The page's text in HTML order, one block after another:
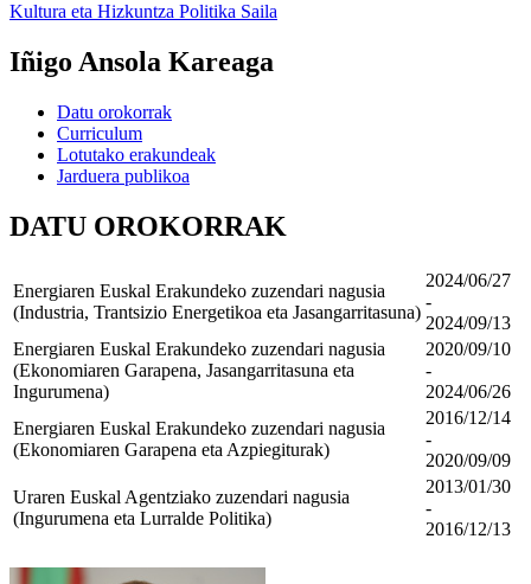
Kultura eta Hizkuntza Politika Saila
Iñigo Ansola Kareaga
Datu orokorrak
Curriculum
Lotutako erakundeak
Jarduera publikoa
DATU OROKORRAK
Energiaren Euskal Erakundeko zuzendari nagusia
(Industria, Trantsizio Energetikoa eta Jasangarritasuna)
2024/06/27
-
2024/09/13
Energiaren Euskal Erakundeko zuzendari nagusia
(Ekonomiaren Garapena, Jasangarritasuna eta
Ingurumena)
2020/09/10
-
2024/06/26
Energiaren Euskal Erakundeko zuzendari nagusia
(Ekonomiaren Garapena eta Azpiegiturak)
2016/12/14
-
2020/09/09
Uraren Euskal Agentziako zuzendari nagusia
(Ingurumena eta Lurralde Politika)
2013/01/30
-
2016/12/13